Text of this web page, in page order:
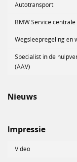
Autotransport
BMW Service centrale
Wegsleepregeling en
Specialist in de
(AAV)
Nieuws
Impressie
Video